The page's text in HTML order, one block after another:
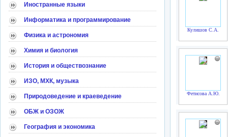
Иностранные языки
Информатика и программирование
Физика и астрономия
Химия и биология
История и обществознание
ИЗО, МХК, музыка
Природоведение и краеведение
ОБЖ и ОЗОЖ
География и экономика
Кулишов С.А.
Фетисова А.Ю.